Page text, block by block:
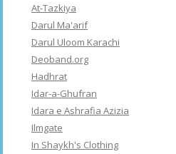
At-Tazkiya
Darul Ma'arif
Darul Uloom Karachi
Deoband.org
Hadhrat
Idar-a-Ghufran
Idara e Ashrafia Azizia
Ilmgate
In Shaykh's Clothing